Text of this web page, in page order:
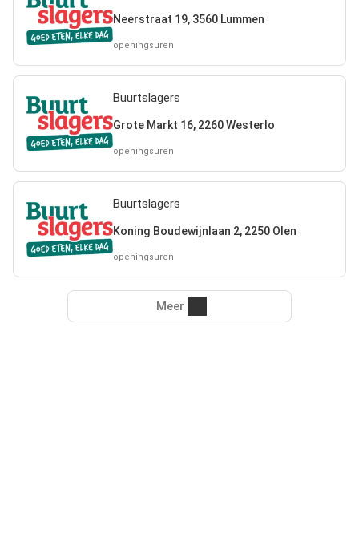
Neerstraat 19, 3560 Lummen
openingsuren
Buurtslagers
Grote Markt 16, 2260 Westerlo
openingsuren
Buurtslagers
Koning Boudewijnlaan 2, 2250 Olen
openingsuren
Meer